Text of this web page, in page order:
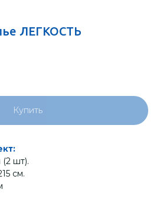
ЛЕГКОСТЬ
Купить
(2 шт).
см.